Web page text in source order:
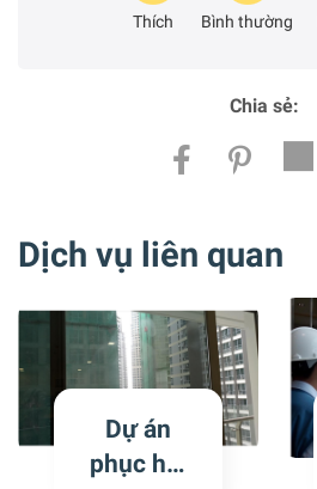
Thích Bình thường
Chia sẻ:
Dịch vụ liên quan
Dự án
phục hồi